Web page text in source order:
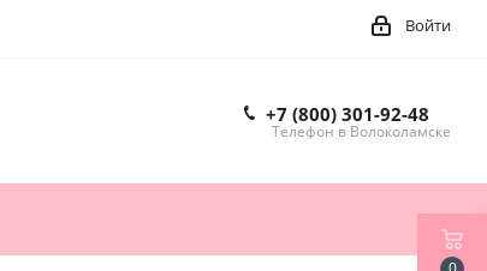
Войти
+7 (800) 301-92-48
Телефон в Волоколамске